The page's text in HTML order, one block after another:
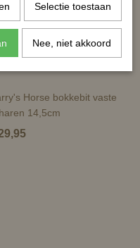
Horse bokkebit vaste
14,5cm
Selectie toestaan
Nee, niet akkoord